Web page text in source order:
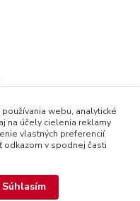
webu, analytické
na účely cielenia reklamy
vlastných preferencií
odkazom v spodnej časti
Súhlasím